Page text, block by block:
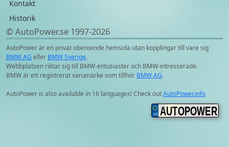
Kontakt
Historik
© AutoPower.se 1997‑2026
AutoPower är en privat oberoende hemsida utan kopplingar till vare sig
BMW AG eller BMW Sverige.
Webbplatsen riktar sig till BMW-entusiaster och BMW-intresserade.
BMW är ett registrerat varumärke som tillhör BMW AG.
AutoPower is also available in 16 languages! Check outAutoPower.info
AUTOPOWER